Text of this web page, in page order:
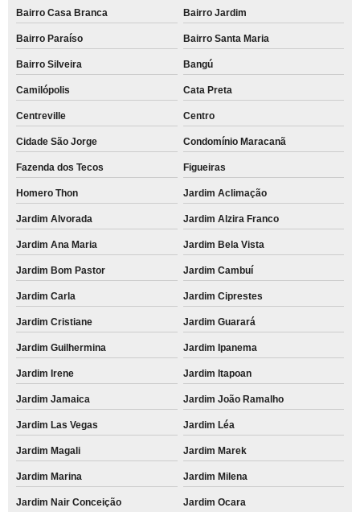
Bairro Casa Branca Bairro Jardim
Bairro Paraíso Bairro Santa Maria
Bairro Silveira Bangú
Camilópolis Cata Preta
Centreville Centro
Cidade São Jorge Condomínio Maracanã
Fazenda dos Tecos Figueiras
Homero Thon Jardim Aclimação
Jardim Alvorada Jardim Alzira Franco
Jardim Ana Maria Jardim Bela Vista
Jardim Bom Pastor Jardim Cambuí
Jardim Carla Jardim Ciprestes
Jardim Cristiane Jardim Guarará
Jardim Guilhermina Jardim Ipanema
Jardim Irene Jardim Itapoan
Jardim Jamaica Jardim João Ramalho
Jardim Las Vegas Jardim Léa
Jardim Magali Jardim Marek
Jardim Marina Jardim Milena
Jardim Nair Conceição Jardim Ocara